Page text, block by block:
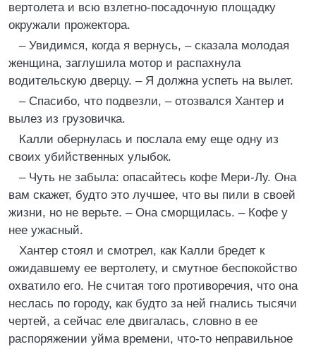
вертолета и всю взлетно-посадочную площадку
окружали прожектора.
– Увидимся, когда я вернусь, – сказала молодая
женщина, заглушила мотор и распахнула
водительскую дверцу. – Я должна успеть на вылет.
– Спасибо, что подвезли, – отозвался Хантер и
вылез из грузовичка.
Калли обернулась и послала ему еще одну из
своих убийственных улыбок.
– Чуть не забыла: опасайтесь кофе Мери-Лу. Она
вам скажет, будто это лучшее, что вы пили в своей
жизни, но не верьте. – Она сморщилась. – Кофе у
нее ужасный.
Хантер стоял и смотрел, как Калли бредет к
ожидавшему ее вертолету, и смутное беспокойство
охватило его. Не считая того противоречия, что она
неслась по городу, как будто за ней гнались тысячи
чертей, а сейчас еле двигалась, словно в ее
распоряжении уйма времени, что-то неправильное